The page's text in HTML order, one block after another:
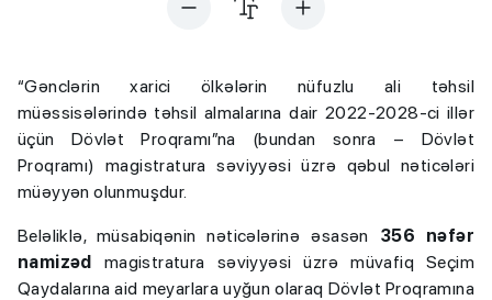
“Gənclərin xarici ölkələrin nüfuzlu ali təhsil
müəssisələrində təhsil almalarına dair 2022-2028-ci illər
üçün Dövlət Proqramı”na (bundan sonra – Dövlət
Proqramı) magistratura səviyyəsi üzrə qəbul nəticələri
müəyyən olunmuşdur.
Beləliklə, müsabiqənin nəticələrinə əsasən 356 nəfər
namizəd magistratura səviyyəsi üzrə müvafiq Seçim
Qaydalarına aid meyarlara uyğun olaraq Dövlət Proqramına